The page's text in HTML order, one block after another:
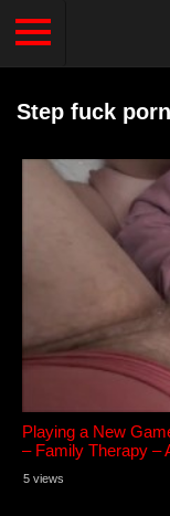
Step fuck
Playing a New
– Family Therapy –
5 views